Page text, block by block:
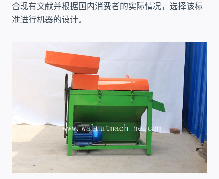
合现有文献并根据国内消费者的实际情况，选择该标
准进行机器的设计。